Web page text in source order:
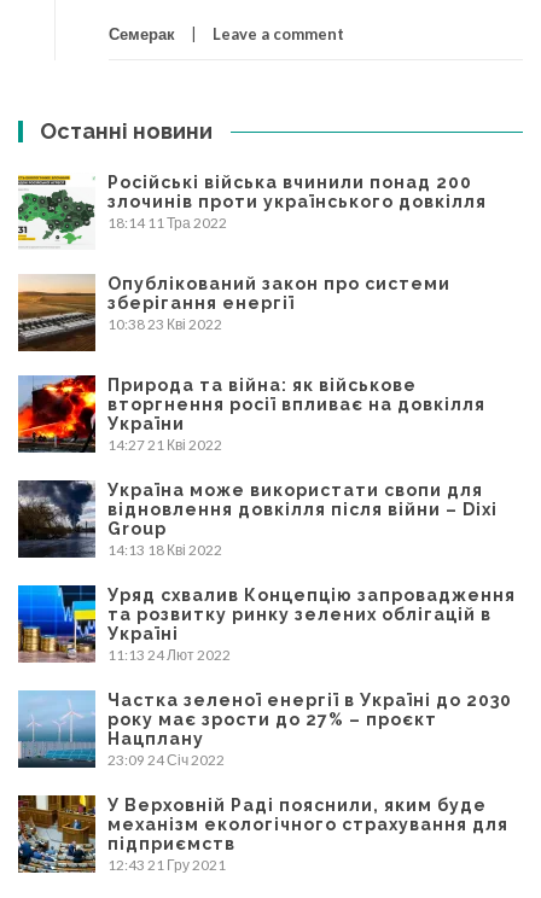
Семерак Leave a comment
Останні новини
Російські війська вчинили понад 200
злочинів проти українського довкілля
18:14 11 Тра 2022
Опублікований закон про системи
зберігання енергії
10:38 23 Кві 2022
Природа та війна: як військове
вторгнення росії впливає на довкілля
України
14:27 21 Кві 2022
Україна може використати свопи для
відновлення довкілля після війни – Dixi
Group
14:13 18 Кві 2022
Уряд схвалив Концепцію запровадження
та розвитку ринку зелених облігацій в
Україні
11:13 24 Лют 2022
Частка зеленої енергії в Україні до 2030
року має зрости до 27% – проєкт
Нацплану
23:09 24 Січ 2022
У Верховній Раді пояснили, яким буде
механізм екологічного страхування для
підприємств
12:43 21 Гру 2021